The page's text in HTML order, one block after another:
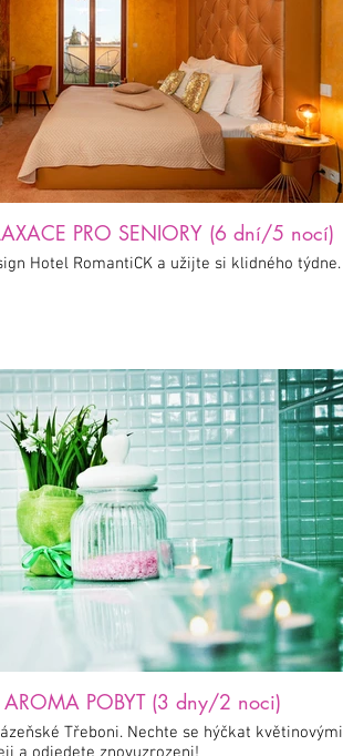
PRO SENIORY (6 dní/5 nocí)
Hotel RomantiCK a užijte si klidného týdne.
AROMA POBYT (3 dny/2 noci)
Třeboni. Nechte se hýčkat květinovými